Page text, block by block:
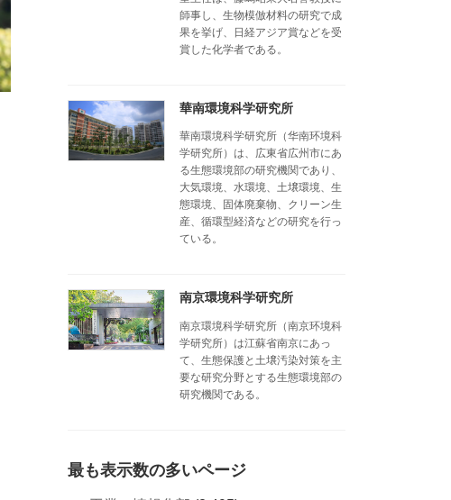
師事し、生物模倣材料の研究で成
果を挙げ、日経アジア賞などを受
賞した化学者である。
華南環境科学研究所
華南環境科学研究所（华南环境科
学研究所）は、広東省広州市にあ
る生態環境部の研究機関であり、
大気環境、水環境、土壌環境、生
態環境、固体廃棄物、クリーン生
産、循環型経済などの研究を行っ
ている。
南京環境科学研究所
南京環境科学研究所（南京环境科
学研究所）は江蘇省南京にあっ
て、生態保護と土壌汚染対策を主
要な研究分野とする生態環境部の
研究機関である。
最も表示数の多いページ